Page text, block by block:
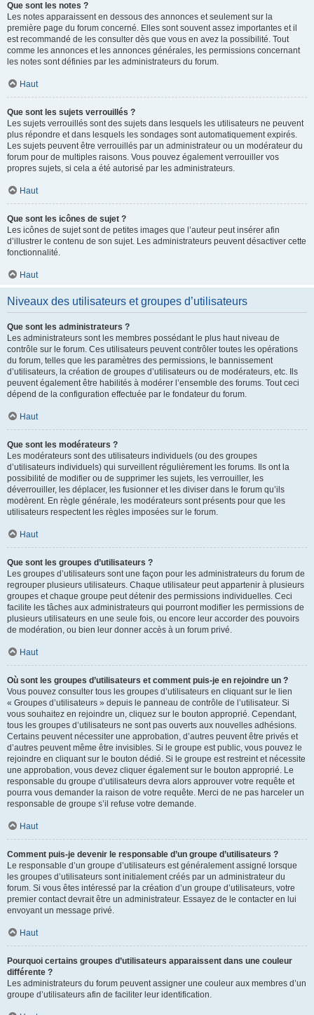
Que sont les notes ?
Les notes apparaissent en dessous des annonces et seulement sur la
première page du forum concerné. Elles sont souvent assez importantes et il
est recommandé de les consulter dès que vous en avez la possibilité. Tout
comme les annonces et les annonces générales, les permissions concernant
les notes sont définies par les administrateurs du forum.
Haut
Que sont les sujets verrouillés ?
Les sujets verrouillés sont des sujets dans lesquels les utilisateurs ne peuvent
plus répondre et dans lesquels les sondages sont automatiquement expirés.
Les sujets peuvent être verrouillés par un administrateur ou un modérateur du
forum pour de multiples raisons. Vous pouvez également verrouiller vos
propres sujets, si cela a été autorisé par les administrateurs.
Haut
Que sont les icônes de sujet ?
Les icônes de sujet sont de petites images que l’auteur peut insérer afin
d’illustrer le contenu de son sujet. Les administrateurs peuvent désactiver cette
fonctionnalité.
Haut
Niveaux des utilisateurs et groupes d’utilisateurs
Que sont les administrateurs ?
Les administrateurs sont les membres possédant le plus haut niveau de
contrôle sur le forum. Ces utilisateurs peuvent contrôler toutes les opérations
du forum, telles que les paramètres des permissions, le bannissement
d’utilisateurs, la création de groupes d’utilisateurs ou de modérateurs, etc. Ils
peuvent également être habilités à modérer l’ensemble des forums. Tout ceci
dépend de la configuration effectuée par le fondateur du forum.
Haut
Que sont les modérateurs ?
Les modérateurs sont des utilisateurs individuels (ou des groupes
d’utilisateurs individuels) qui surveillent régulièrement les forums. Ils ont la
possibilité de modifier ou de supprimer les sujets, les verrouiller, les
déverrouiller, les déplacer, les fusionner et les diviser dans le forum qu’ils
modèrent. En règle générale, les modérateurs sont présents pour que les
utilisateurs respectent les règles imposées sur le forum.
Haut
Que sont les groupes d’utilisateurs ?
Les groupes d’utilisateurs sont une façon pour les administrateurs du forum de
regrouper plusieurs utilisateurs. Chaque utilisateur peut appartenir à plusieurs
groupes et chaque groupe peut détenir des permissions individuelles. Ceci
facilite les tâches aux administrateurs qui pourront modifier les permissions de
plusieurs utilisateurs en une seule fois, ou encore leur accorder des pouvoirs
de modération, ou bien leur donner accès à un forum privé.
Haut
Où sont les groupes d’utilisateurs et comment puis-je en rejoindre un ?
Vous pouvez consulter tous les groupes d’utilisateurs en cliquant sur le lien
« Groupes d’utilisateurs » depuis le panneau de contrôle de l’utilisateur. Si
vous souhaitez en rejoindre un, cliquez sur le bouton approprié. Cependant,
tous les groupes d’utilisateurs ne sont pas ouverts aux nouvelles adhésions.
Certains peuvent nécessiter une approbation, d’autres peuvent être privés et
d’autres peuvent même être invisibles. Si le groupe est public, vous pouvez le
rejoindre en cliquant sur le bouton dédié. Si le groupe est restreint et nécessite
une approbation, vous devez cliquer également sur le bouton approprié. Le
responsable du groupe d’utilisateurs devra alors approuver votre requête et
pourra vous demander la raison de votre requête. Merci de ne pas harceler un
responsable de groupe s’il refuse votre demande.
Haut
Comment puis-je devenir le responsable d’un groupe d’utilisateurs ?
Le responsable d’un groupe d’utilisateurs est généralement assigné lorsque
les groupes d’utilisateurs sont initialement créés par un administrateur du
forum. Si vous êtes intéressé par la création d’un groupe d’utilisateurs, votre
premier contact devrait être un administrateur. Essayez de le contacter en lui
envoyant un message privé.
Haut
Pourquoi certains groupes d’utilisateurs apparaissent dans une couleur
différente ?
Les administrateurs du forum peuvent assigner une couleur aux membres d’un
groupe d’utilisateurs afin de faciliter leur identification.